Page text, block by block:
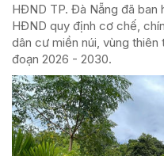
HĐND TP. Đà Nẵng đã
HĐND quy định cơ chế,
dân cư miền núi, vùng thiên
đoạn 2026 - 2030.